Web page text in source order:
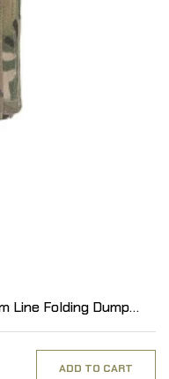
Line Folding Dump
ADD TO CART